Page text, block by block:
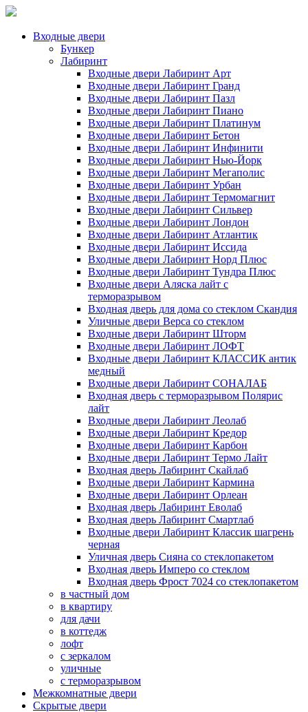
Входные двери
Бункер
Лабиринт
Входные двери Лабиринт Арт
Входные двери Лабиринт Гранд
Входные двери Лабиринт Пазл
Входные двери Лабиринт Пиано
Входные двери Лабиринт Платинум
Входные двери Лабиринт Бетон
Входные двери Лабиринт Инфинити
Входные двери Лабиринт Нью-Йорк
Входные двери Лабиринт Мегаполис
Входные двери Лабиринт Урбан
Входные двери Лабиринт Термомагнит
Входные двери Лабиринт Сильвер
Входные двери Лабиринт Лондон
Входные двери Лабиринт Атлантик
Входные двери Лабиринт Иссида
Входные двери Лабиринт Норд Плюс
Входные двери Лабиринт Тундра Плюс
Входные двери Аляска лайт с
терморазрывом
Входная дверь для дома со стеклом Скандия
Уличные двери Верса со стеклом
Входные двери Лабиринт Шторм
Входные двери Лабиринт ЛОФТ
Входные двери Лабиринт КЛАССИК антик
медный
Входные двери Лабиринт СОНАЛАБ
Входная дверь с терморазрывом Полярис
лайт
Входные двери Лабиринт Леолаб
Входные двери Лабиринт Кредор
Входные двери Лабиринт Карбон
Входные двери Лабиринт Термо Лайт
Входная дверь Лабиринт Скайлаб
Входные двери Лабиринт Кармина
Входные двери Лабиринт Орлеан
Входная дверь Лабиринт Еволаб
Входная дверь Лабиринт Смартлаб
Входные двери Лабиринт Классик шагрень
черная
Уличная дверь Сияна со стеклопакетом
Входная дверь Имперо со стеклом
Входная дверь Фрост 7024 со стеклопакетом
в частный дом
в квартиру
для дачи
в коттедж
лофт
с зеркалом
уличные
с терморазрывом
Межкомнатные двери
Скрытые двери